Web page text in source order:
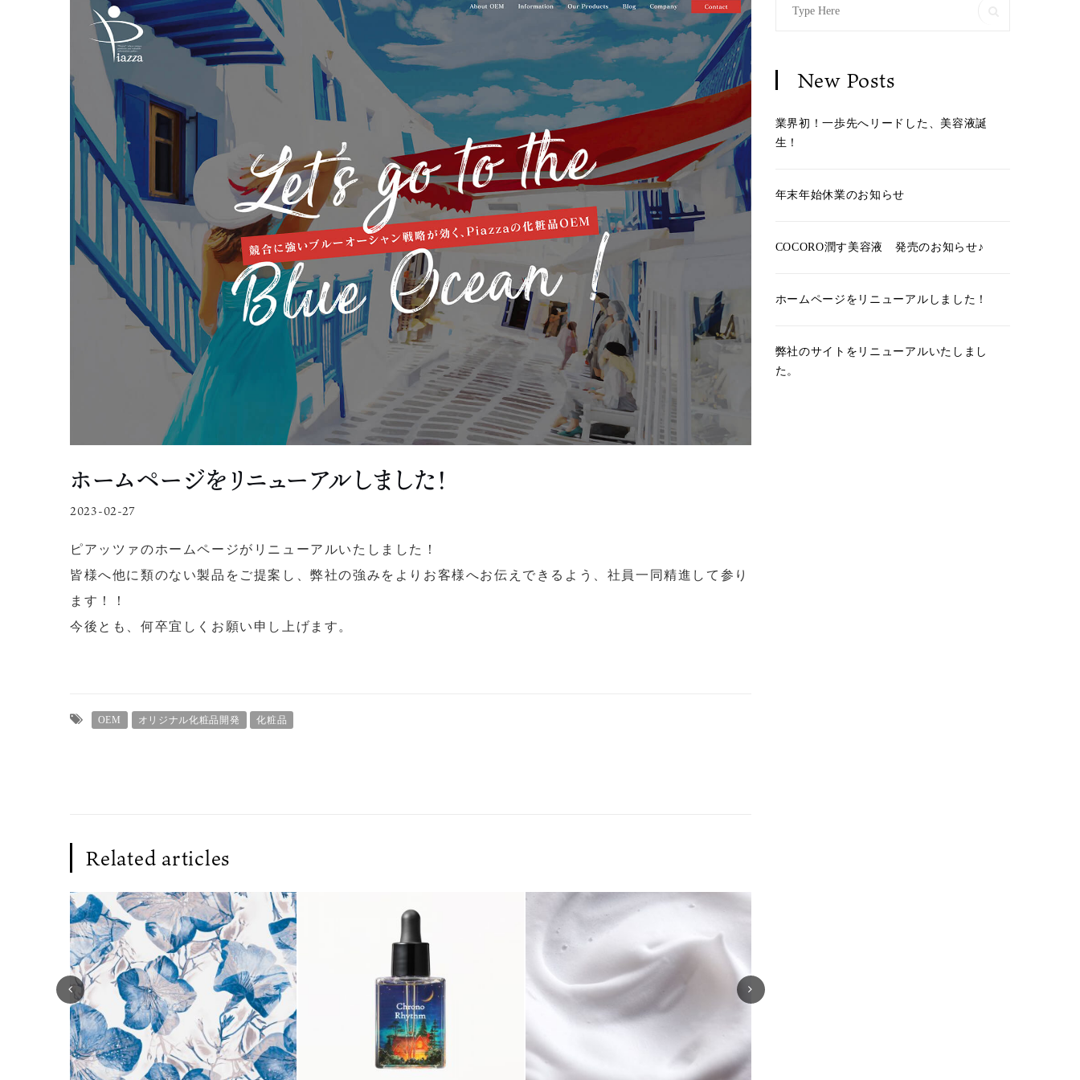
ホームページをリニューアルしました！
2023-02-27
ピアッツァのホームページがリニューアルいたしました！
皆様へ他に類のない製品をご提案し、弊社の強みをよりお客様へお伝えできるよう、社員一同精進して参り
ます！！
今後とも、何卒宜しくお願い申し上げます。
OEM オリジナル化粧品開発 化粧品
Related articles
Search
New Posts
業界初！一歩先へリードした、美容液誕
生！
年末年始休業のお知らせ
COCORO潤す美容液 発売のお知らせ♪
ホームページをリニューアルしました！
弊社のサイトをリニューアルいたしまし
た。